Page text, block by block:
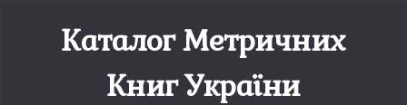
Каталог Метричних
Книг України